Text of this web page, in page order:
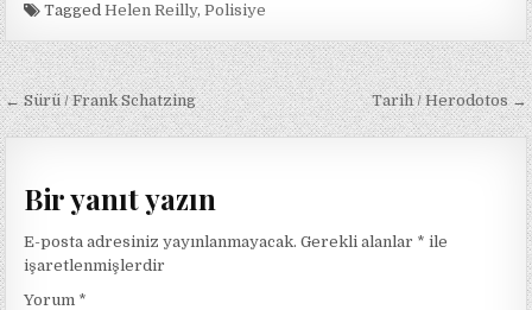
TaggedHelen Reilly,Polisiye
Yazı
gezinmesi
← Sürü / Frank Schatzing Tarih / Herodotos →
Bir yanıt yazın
E-posta adresiniz yayınlanmayacak. Gerekli alanlar * ile
işaretlenmişlerdir
Yorum *